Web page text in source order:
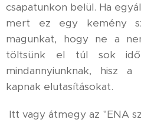
csapatunkon belül. Ha
mert ez egy kemény
magunkat, hogy ne a
töltsünk el túl sok
mindannyiunknak, hisz
kapnak elutasításokat.
Itt vagy átmegy az "ENA